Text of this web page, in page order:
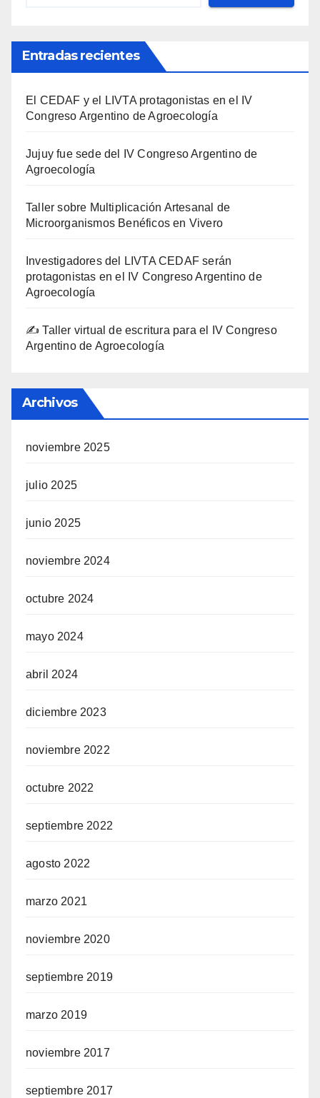
Entradas recientes
El CEDAF y el LIVTA protagonistas en el IV
Congreso Argentino de Agroecología
Jujuy fue sede del IV Congreso Argentino de
Agroecología
Taller sobre Multiplicación Artesanal de
Microorganismos Benéficos en Vivero
Investigadores del LIVTA CEDAF serán
protagonistas en el IV Congreso Argentino de
Agroecología
✍️ Taller virtual de escritura para el IV Congreso
Argentino de Agroecología
Archivos
noviembre 2025
julio 2025
junio 2025
noviembre 2024
octubre 2024
mayo 2024
abril 2024
diciembre 2023
noviembre 2022
octubre 2022
septiembre 2022
agosto 2022
marzo 2021
noviembre 2020
septiembre 2019
marzo 2019
noviembre 2017
septiembre 2017